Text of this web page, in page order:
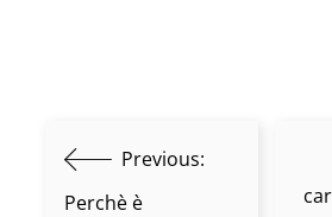
Previous:
Perchè è